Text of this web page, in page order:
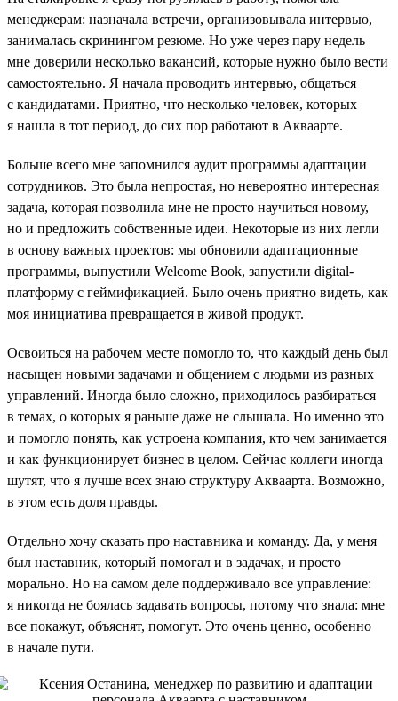
менеджерам: назначала встречи, организовывала интервью,
занималась скринингом резюме. Но уже через пару недель
мне доверили несколько вакансий, которые нужно было вести
самостоятельно. Я начала проводить интервью, общаться
с кандидатами. Приятно, что несколько человек, которых
я нашла в тот период, до сих пор работают в Акваарте.
Больше всего мне запомнился аудит программы адаптации
сотрудников. Это была непростая, но невероятно интересная
задача, которая позволила мне не просто научиться новому,
но и предложить собственные идеи. Некоторые из них легли
в основу важных проектов: мы обновили адаптационные
программы, выпустили Welcome Book, запустили digital-
платформу с геймификацией. Было очень приятно видеть, как
моя инициатива превращается в живой продукт.
Освоиться на рабочем месте помогло то, что каждый день был
насыщен новыми задачами и общением с людьми из разных
управлений. Иногда было сложно, приходилось разбираться
в темах, о которых я раньше даже не слышала. Но именно это
и помогло понять, как устроена компания, кто чем занимается
и как функционирует бизнес в целом. Сейчас коллеги иногда
шутят, что я лучше всех знаю структуру Акваарта. Возможно,
в этом есть доля правды.
Отдельно хочу сказать про наставника и команду. Да, у меня
был наставник, который помогал и в задачах, и просто
морально. Но на самом деле поддерживало все управление:
я никогда не боялась задавать вопросы, потому что знала: мне
все покажут, объяснят, помогут. Это очень ценно, особенно
в начале пути.